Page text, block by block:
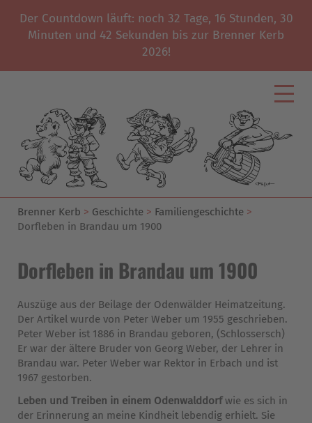
Der Countdown läuft: noch 32 Tage, 16Stunden, 30
Minuten und41Sekunden bis zur Brenner Kerb
2026!
Brenner Kerb Geschichte
Familiengeschichte
Dorfleben in Brandau um 1900
Dorfleben in Brandau um 1900
Auszüge aus der Beilage der Odenwälder Heimatzeitung.
Der Artikel wurde von Peter Weber um 1955 geschrieben.
Peter Weber ist 1886 in Brandau geboren, (Schlossersch)
Er war der ältere Bruder von Georg Weber, der Lehrer in
Brandau war. Peter Weber war Rektor in Erbach und ist
1967 gestorben.
Leben und Treiben in einem Odenwalddorfwie es sich in
der Erinnerung an meine Kindheit lebendig erhielt. Sie
Kerbverein
News
Programm
Galerie
Datenschutz